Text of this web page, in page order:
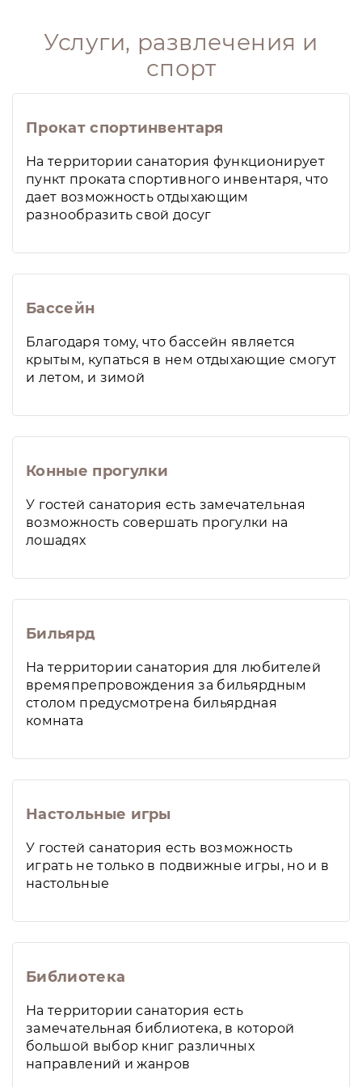
Услуги, развлечения и
спорт
Прокат спортинвентаря
На территории санатория функционирует
пункт проката спортивного инвентаря, что
дает возможность отдыхающим
разнообразить свой досуг
Бассейн
Благодаря тому, что бассейн является
крытым, купаться в нем отдыхающие смогут
и летом, и зимой
Конные прогулки
У гостей санатория есть замечательная
возможность совершать прогулки на
лошадях
Бильярд
На территории санатория для любителей
времяпрепровождения за бильярдным
столом предусмотрена бильярдная
комната
Настольные игры
У гостей санатория есть возможность
играть не только в подвижные игры, но и в
настольные
Библиотека
На территории санатория есть
замечательная библиотека, в которой
большой выбор книг различных
направлений и жанров